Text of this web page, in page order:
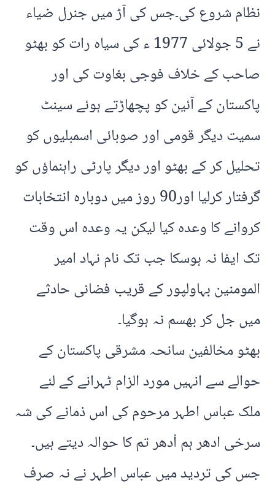
نظام شروع کی۔جس کی آڑ میں جنرل ضیاء
نے 5 جولائی 1977 ء کی سیاہ رات کو بھٹو
صاحب کے خلاف فوجی بغاوت کی اور
پاکستان کے آئین کو پچھاڑتے ہوئے سینٹ
سمیت دیگر قومی اور صوبائی اسمبلیوں کو
تحلیل کر کے بھٹو اور دیگر پارٹی راہنماؤں کو
گرفتار کرلیا اور90 روز میں دوبارہ انتخابات
کروانے کا وعدہ کیا لیکن یہ وعدہ اس وقت
تک ایفا نہ ہوسکا جب تک نام نہاد امیر
المومنین بہاولپور کے قریب فضائی حادثے
میں جل کر بھسم نہ ہوگیا۔
بھٹو مخالفین سانحہ مشرقی پاکستان کے
حوالے سے انہیں مورد الزام ٹہرانے کے لئے
ملک عباس اطہر مرحوم کی اس ذمانے کی شہ
سرخی ادھر ہم اْدھر تم کا حوالہ دیتے ہیں۔
جس کی تردید میں عباس اطہر نے نہ صرف